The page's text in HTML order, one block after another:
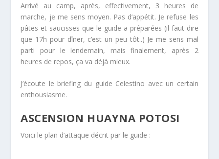
Arrivé au camp, après, effectivement, 3 heures de
marche, je me sens moyen. Pas d’appétit. Je refuse les
pâtes et saucisses que le guide a préparées (il faut dire
que 17h pour dîner, c’est un peu tôt..) Je me sens mal
parti pour le lendemain, mais finalement, après 2
heures de repos, ça va déjà mieux.
J’écoute le briefing du guide Celestino avec un certain
enthousiasme.
ASCENSION HUAYNA POTOSI
Voici le plan d’attaque décrit par le guide :